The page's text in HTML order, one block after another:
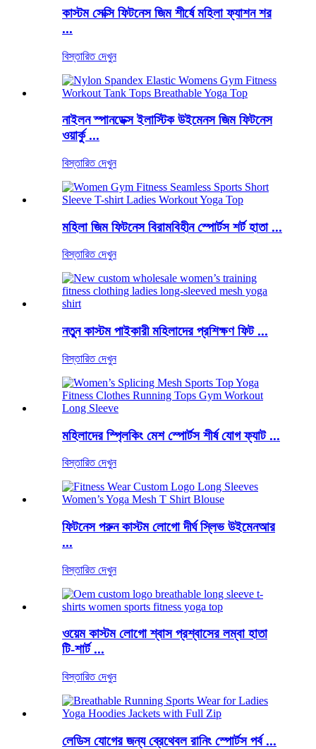
কাস্টম সেক্সি ফিটনেস জিম শীর্ষে মহিলা ফ্যাশন শর
...
বিস্তারিত দেখুন
নাইলন স্পানডেক্স ইলাস্টিক উইমেনস জিম ফিটনেস
ওয়ার্কু ...
বিস্তারিত দেখুন
মহিলা জিম ফিটনেস বিরামবিহীন স্পোর্টস শর্ট হাতা ...
বিস্তারিত দেখুন
নতুন কাস্টম পাইকারী মহিলাদের প্রশিক্ষণ ফিট ...
বিস্তারিত দেখুন
মহিলাদের স্প্লিকিং মেশ স্পোর্টস শীর্ষ যোগ ফ্যাট ...
বিস্তারিত দেখুন
ফিটনেস পরুন কাস্টম লোগো দীর্ঘ স্লিভ উইমেনআর
...
বিস্তারিত দেখুন
ওয়েম কাস্টম লোগো শ্বাস প্রশ্বাসের লম্বা হাতা
টি-শার্ট ...
বিস্তারিত দেখুন
লেডিস যোগের জন্য ব্রেথেবল রানিং স্পোর্টস পর্ব ...